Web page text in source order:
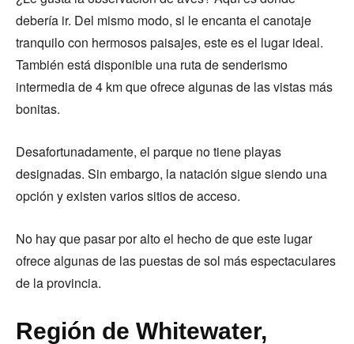
debería ir. Del mismo modo, si le encanta el canotaje
tranquilo con hermosos paisajes, este es el lugar ideal.
También está disponible una ruta de senderismo
intermedia de 4 km que ofrece algunas de las vistas más
bonitas.
Desafortunadamente, el parque no tiene playas
designadas. Sin embargo, la natación sigue siendo una
opción y existen varios sitios de acceso.
No hay que pasar por alto el hecho de que este lugar
ofrece algunas de las puestas de sol más espectaculares
de la provincia.
Región de Whitewater,